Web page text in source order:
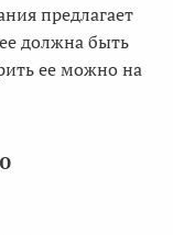
предлагает
должна быть
ее можно на